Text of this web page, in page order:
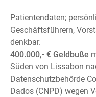
Patientendaten;
Geschäftsführern,
denkbar.
400.000,- € Geldbuße
Süden von Lissabon
Datenschutzbehörde
Dados (CNPD) wegen